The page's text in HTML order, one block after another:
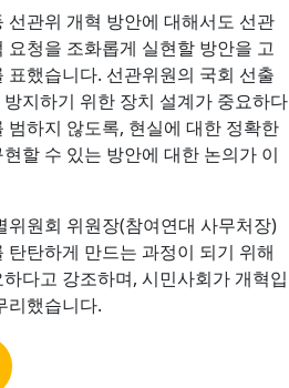
관위 개혁 방안에 대해서도 선관
청을 조화롭게 실현할 방안을 고
했습니다. 선관위원의 국회 선출
지하기 위한 장치 설계가 중요하다
하지 않도록, 현실에 대한 정확한
할 수 있는 방안에 대한 논의가 이
원회 위원장(참여연대 사무처장)
탄하게 만드는 과정이 되기 위해
다고 강조하며, 시민사회가 개혁입
리했습니다.